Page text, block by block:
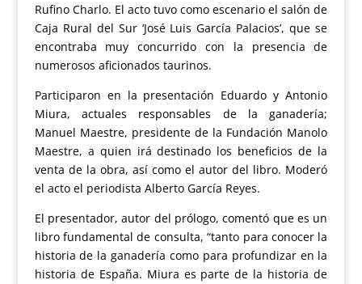
Rufino Charlo. El acto tuvo como escenario el salón de
Caja Rural del Sur ‘José Luis García Palacios’, que se
encontraba muy concurrido con la presencia de
numerosos aficionados taurinos.
Participaron en la presentación Eduardo y Antonio
Miura, actuales responsables de la ganadería;
Manuel Maestre, presidente de la Fundación Manolo
Maestre, a quien irá destinado los beneficios de la
venta de la obra, así como el autor del libro. Moderó
el acto el periodista Alberto García Reyes.
El presentador, autor del prólogo, comentó que es un
libro fundamental de consulta, “tanto para conocer la
historia de la ganadería como para profundizar en la
historia de España. Miura es parte de la historia de